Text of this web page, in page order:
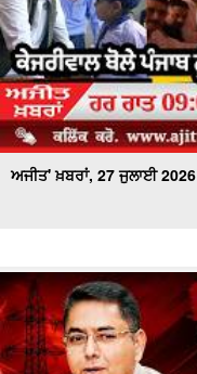
ਅਜੀਤ' ਖ਼ਬਰਾਂ, 27 ਜੁਲਾਈ 2026